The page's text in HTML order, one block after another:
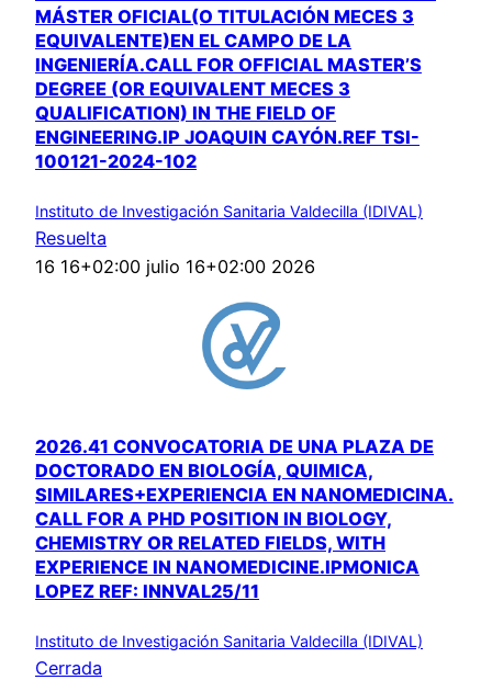
MÁSTER OFICIAL(O TITULACIÓN MECES 3
EQUIVALENTE)EN EL CAMPO DE LA
INGENIERÍA.CALL FOR OFFICIAL MASTER’S
DEGREE (OR EQUIVALENT MECES 3
QUALIFICATION) IN THE FIELD OF
ENGINEERING.IP JOAQUIN CAYÓN.REF TSI-
100121-2024-102
Instituto de Investigación Sanitaria Valdecilla (IDIVAL)
Resuelta
16 16+02:00 julio 16+02:00 2026
2026.41 CONVOCATORIA DE UNA PLAZA DE
DOCTORADO EN BIOLOGÍA, QUIMICA,
SIMILARES+EXPERIENCIA EN NANOMEDICINA.
CALL FOR A PHD POSITION IN BIOLOGY,
CHEMISTRY OR RELATED FIELDS, WITH
EXPERIENCE IN NANOMEDICINE.IPMONICA
LOPEZ REF: INNVAL25/11
Instituto de Investigación Sanitaria Valdecilla (IDIVAL)
Cerrada